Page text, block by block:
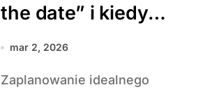
the date” i kiedy
je wysłać
mar 2, 2026
Zaplanowanie idealnego